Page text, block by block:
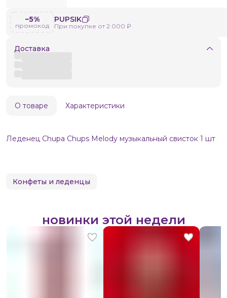
−5%
промокод
PUPSIK
При покупке от 2 000 ₽
Доставка
О товаре Характеристики
Леденец Chupa Chups Melody музыкальный свисток 1 шт
Конфеты и леденцы
новинки этой недели